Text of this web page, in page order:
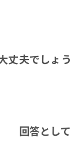
丈夫でしょ
回答とし